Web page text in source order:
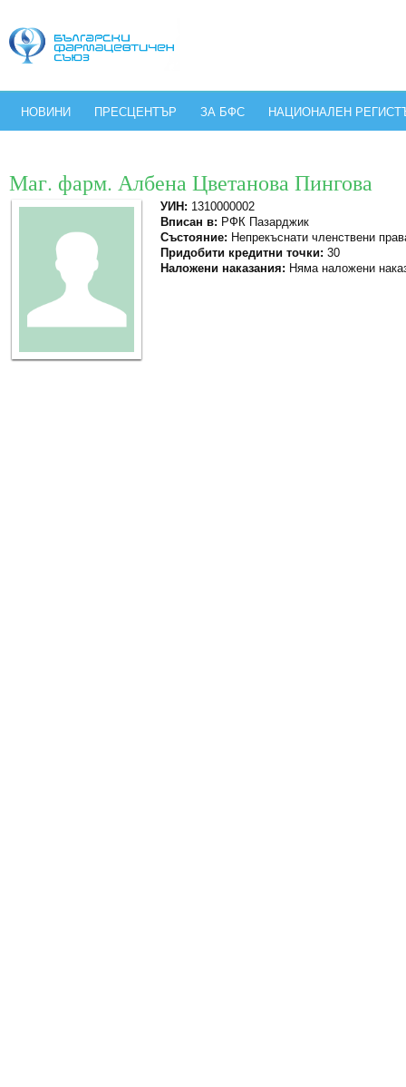
НОВИНИ ПРЕСЦЕНТЪР ЗА БФС НАЦИОНАЛЕН
Маг. фарм. Албена Цветанова Пингова
УИН: 1310000002
Вписан в: РФК Пазарджик
Състояние: Непрекъснати членствени
Придобити кредитни точки: 30
Наложени наказания: Няма наложени